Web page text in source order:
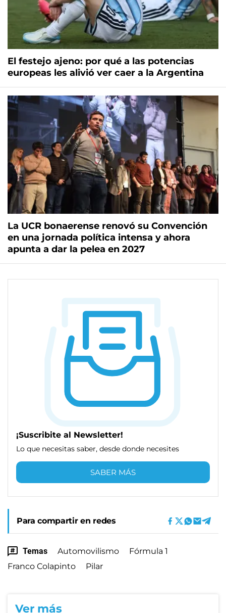
El festejo ajeno: por qué a las potencias
europeas les alivió ver caer a la Argentina
La UCR bonaerense renovó su Convención
en una jornada política intensa y ahora
apunta a dar la pelea en 2027
¡Suscribite al Newsletter!
Lo que necesitas saber, desde donde necesites
SABER MÁS
Para compartir en redes
Temas Automovilismo
Fórmula 1
Franco Colapinto
Pilar
Ver más